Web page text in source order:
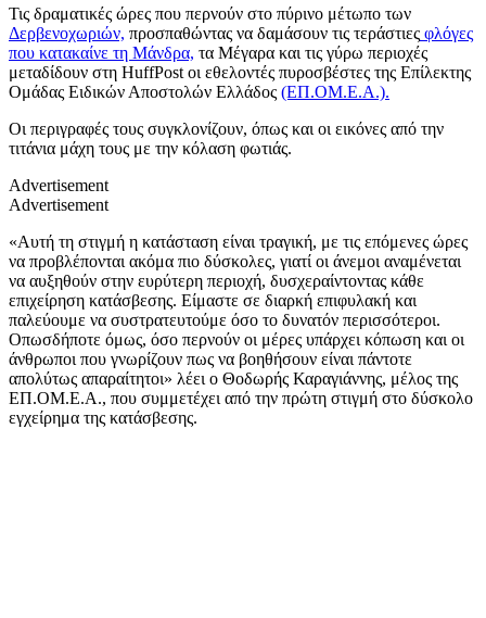
Τις δραματικές ώρες που περνούν στο πύρινο μέτωπο των
Δερβενοχωριών, προσπαθώντας να δαμάσουν τις τεράστιες φλόγες
που κατακαίνε τη Μάνδρα, τα Μέγαρα και τις γύρω περιοχές
μεταδίδουν στη HuffPost οι εθελοντές πυροσβέστες της Επίλεκτης
Ομάδας Ειδικών Αποστολών Ελλάδος (ΕΠ.ΟΜ.Ε.Α.).
Οι περιγραφές τους συγκλονίζουν, όπως και οι εικόνες από την
τιτάνια μάχη τους με την κόλαση φωτιάς.
Advertisement
Advertisement
«Αυτή τη στιγμή η κατάσταση είναι τραγική, με τις επόμενες ώρες
να προβλέπονται ακόμα πιο δύσκολες, γιατί οι άνεμοι αναμένεται
να αυξηθούν στην ευρύτερη περιοχή, δυσχεραίντοντας κάθε
επιχείρηση κατάσβεσης. Είμαστε σε διαρκή επιφυλακή και
παλεύουμε να συστρατευτούμε όσο το δυνατόν περισσότεροι.
Οπωσδήποτε όμως, όσο περνούν οι μέρες υπάρχει κόπωση και οι
άνθρωποι που γνωρίζουν πως να βοηθήσουν είναι πάντοτε
απολύτως απαραίτητοι» λέει ο Θοδωρής Καραγιάννης, μέλος της
ΕΠ.ΟΜ.Ε.Α., που συμμετέχει από την πρώτη στιγμή στο δύσκολο
εγχείρημα της κατάσβεσης.